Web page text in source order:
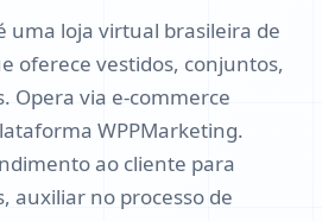
uma loja virtual brasileira de
oferece vestidos, conjuntos,
Opera via e-commerce
WPPMarketing.
ao cliente para
auxiliar no processo de